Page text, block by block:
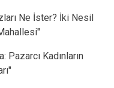
Ne İster? İki Nesil
Kadınların